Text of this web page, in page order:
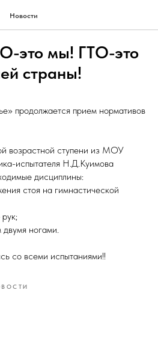
Новости
это мы! ГТО-это
страны!
продолжается прием нормативов
возрастной ступени из МОУ
испытателя Н.Д.Куимова
дисциплины:
стоя на гимнастической
двумя ногами.
со всеми испытаниями!!